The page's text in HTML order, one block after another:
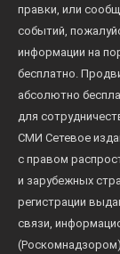
правки, или
событий,
информации на
бесплатно.
абсолютно
для
СМИ Сетевое
с правом
и зарубежных
регистрации
связи,